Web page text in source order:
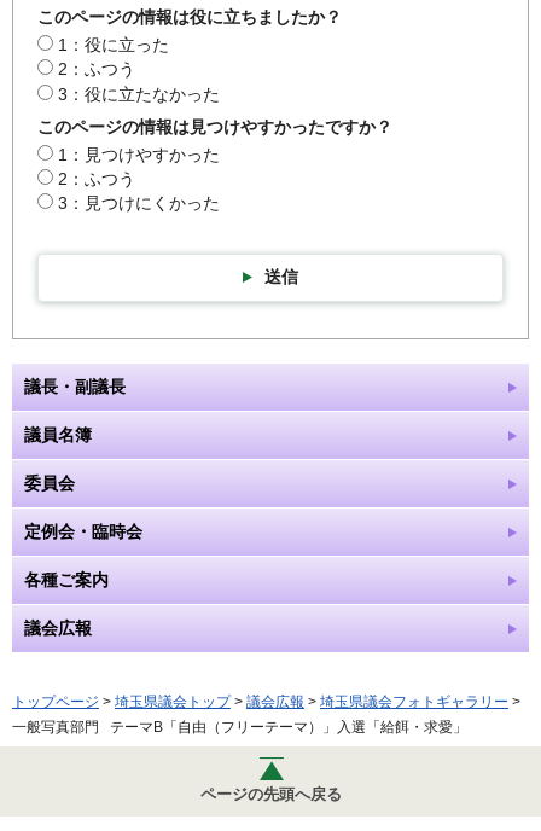
このページの情報は役に立ちましたか？
1：役に立った
2：ふつう
3：役に立たなかった
このページの情報は見つけやすかったですか？
1：見つけやすかった
2：ふつう
3：見つけにくかった
送信
議長・副議長
議員名簿
委員会
定例会・臨時会
各種ご案内
議会広報
トップページ > 埼玉県議会トップ> 議会広報 > 埼玉県議会フォトギャラリー >
一般写真部門 テーマB「自由（フリーテーマ）」入選「給餌・求愛」
ページの先頭へ戻る